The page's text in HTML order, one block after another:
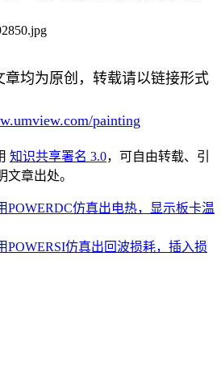
章均为原创，转载请以链接形式
painting
知识共享署名 3.0，可自由转载、引
文章出处。
POWERDC仿真出电热，显示板卡温
POWERSI仿真出回波损耗，插入损